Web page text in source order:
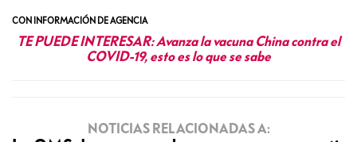
CON INFORMACIÓN DE AGENCIA
TE PUEDE INTERESAR:Avanza la vacuna China contra el
COVID-19, esto es lo que se sabe
NOTICIAS RELACIONADAS A: